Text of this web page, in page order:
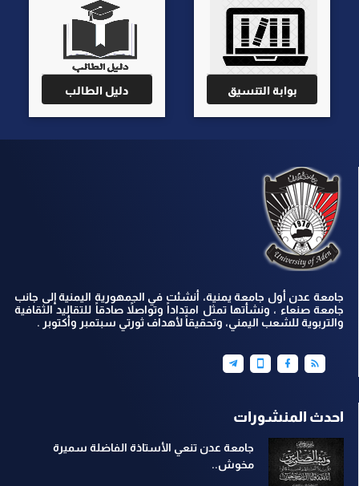
بوابة التنسيق دليل الطالب
جامعة عدن أول جامعة يمنية، أنشئت في الجمهورية اليمنية إلى جانب
جامعة صنعاء ، ونشأتها تمثل امتداداً وتواصلاً صادقاً للتقاليد الثقافية
والتربوية للشعب اليمني، وتحقيقاً لأهداف ثورتي سبتمبر وأكتوبر .
احدث المنشورات
جامعة عدن تنعي الأستاذة الفاضلة سميرة
مخوش..